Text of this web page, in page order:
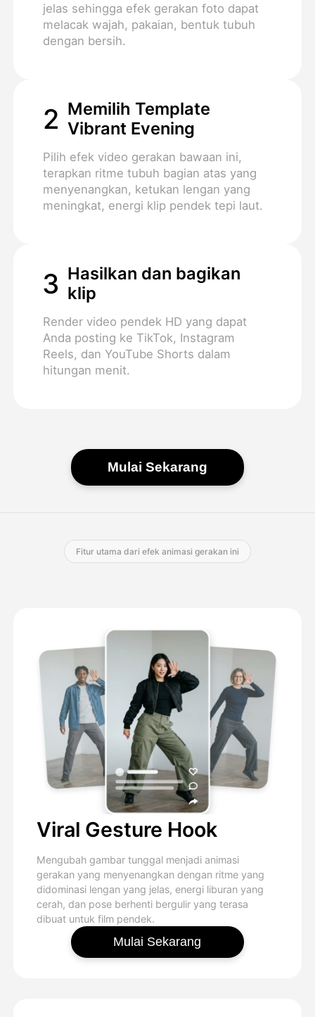
jelas sehingga efek gerakan foto dapat
melacak wajah, pakaian, bentuk tubuh
dengan bersih.
2 Memilih Template
Vibrant Evening
Pilih efek video gerakan bawaan ini,
terapkan ritme tubuh bagian atas yang
menyenangkan, ketukan lengan yang
meningkat, energi klip pendek tepi laut.
3 Hasilkan dan bagikan
klip
Render video pendek HD yang dapat
Anda posting ke TikTok, Instagram
Reels, dan YouTube Shorts dalam
hitungan menit.
Mulai Sekarang
Fitur utama dari efek animasi gerakan ini
Viral Gesture Hook
Mengubah gambar tunggal menjadi animasi
gerakan yang menyenangkan dengan ritme yang
didominasi lengan yang jelas, energi liburan yang
cerah, dan pose berhenti bergulir yang terasa
dibuat untuk film pendek.
Mulai Sekarang